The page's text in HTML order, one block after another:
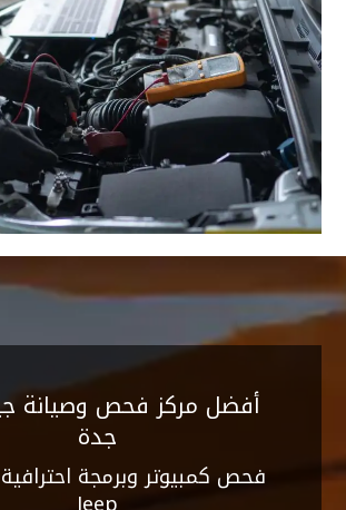
أفضل مركز فحص وصيانة
جدة
فحص كمبيوتر وبرمجة